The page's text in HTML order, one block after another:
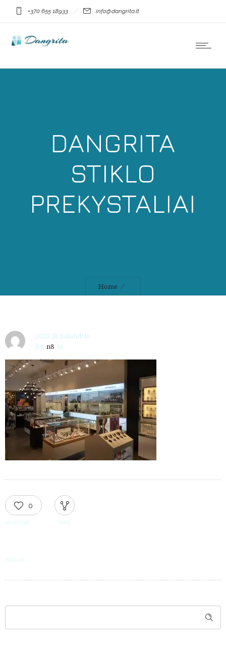
+370 655 18933 info@dangrita.lt
DANGRITA
STIKLO
PREKYSTALIAI
Home
2020 28 balandžio
by n8 in
0
RECOMMEND SHARE
TAGGED IN